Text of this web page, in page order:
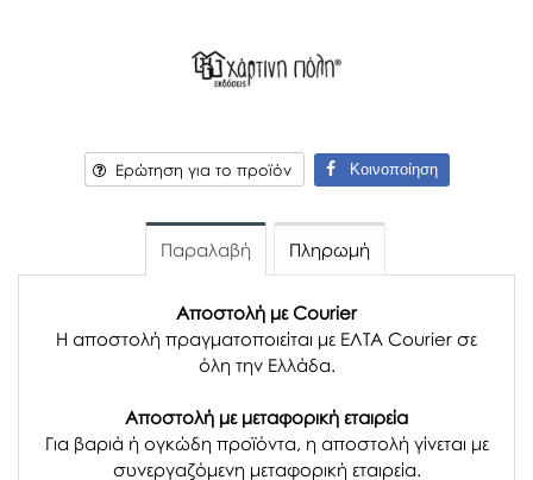
Ερώτηση για το προϊόν Κοινοποίηση
Παραλαβή Πληρωμή
Αποστολή με Courier
Η αποστολή πραγματοποιείται με ΕΛΤΑ Courier σε
όλη την Ελλάδα.
Αποστολή με μεταφορική εταιρεία
Για βαριά ή ογκώδη προϊόντα, η αποστολή γίνεται με
συνεργαζόμενη μεταφορική εταιρεία.